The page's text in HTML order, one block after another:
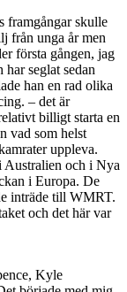
framgångar skulle
från unga år men
första gången, jag
seglat sedan
han en rad olika
– det är
billigt starta en
vad som helst
uppleva.
Australien och i Nya
i Europa. De
inträde till WMRT.
och det här var
Kyle